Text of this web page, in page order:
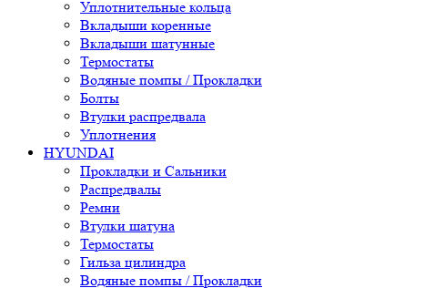
Уплотнительные кольца
Вкладыши коренные
Вкладыши шатунные
Термостаты
Водяные помпы / Прокладки
Болты
Втулки распредвала
Уплотнения
HYUNDAI
Прокладки и Сальники
Распредвалы
Ремни
Втулки шатуна
Термостаты
Гильза цилиндра
Водяные помпы / Прокладки